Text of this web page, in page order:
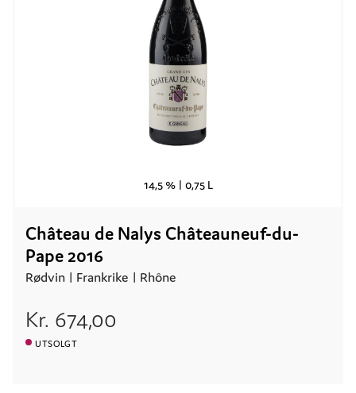
14,5 % | 0,75 L
Château de Nalys Châteauneuf-du-
Pape 2016
Rødvin | Frankrike | Rhône
Kr. 674,00
UTSOLGT